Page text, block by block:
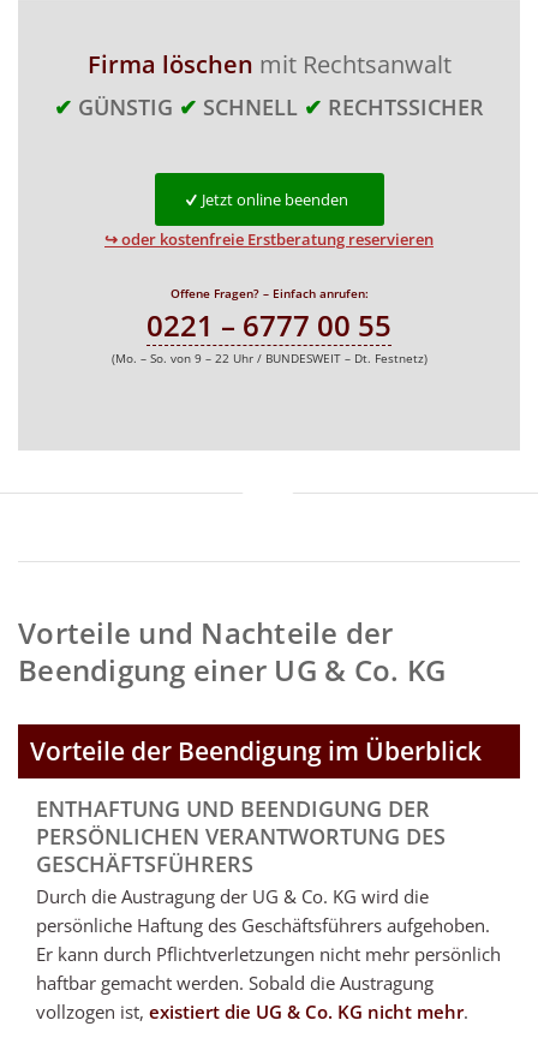
Firma löschen mit Rechtsanwalt
✔ GÜNSTIG ✔ SCHNELL ✔ RECHTSSICHER
Jetzt online beenden
↪ oder kostenfreie Erstberatung reservieren
Offene Fragen? – Einfach anrufen:
0221 – 6777 00 55
(Mo. – So. von 9 – 22 Uhr / BUNDESWEIT – Dt. Festnetz)
Vorteile und Nachteile der
Beendigung einer UG & Co. KG
Vorteile der Beendigung im Überblick
ENTHAFTUNG UND BEENDIGUNG DER
PERSÖNLICHEN VERANTWORTUNG DES
GESCHÄFTSFÜHRERS
Durch die Austragung der UG & Co. KG wird die
persönliche Haftung des Geschäftsführers aufgehoben.
Er kann durch Pflichtverletzungen nicht mehr persönlich
haftbar gemacht werden. Sobald die Austragung
vollzogen ist, existiert die UG & Co. KG nicht mehr.